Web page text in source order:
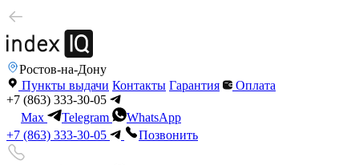
Ростов-на-Дону
Пункты выдачи Контакты Гарантия
Оплата
+7 (863) 333-30-05
Max
Telegram
WhatsApp
+7 (863) 333-30-05
Позвонить